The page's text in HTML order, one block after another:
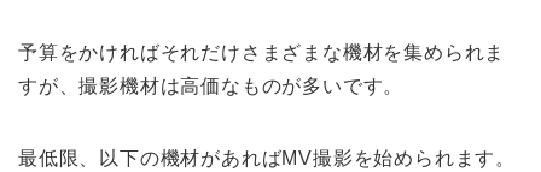
予算をかければそれだけさまざまな機材を集められま
すが、撮影機材は高価なものが多いです。
最低限、以下の機材があればMV撮影を始められます。